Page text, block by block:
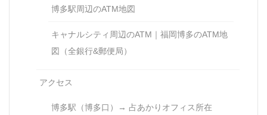
博多駅周辺のATM地図
キャナルシティ周辺のATM｜福岡博多のATM地
図（全銀行&郵便局）
アクセス
博多駅（博多口）→ 占あかりオフィス所在